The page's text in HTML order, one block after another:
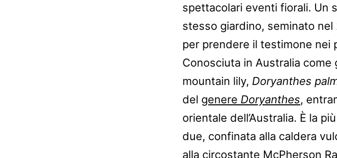
spettacolari eventi fiorali. Un
stesso giardino, seminato nel
per prendere il testimone nei
Conosciuta in Australia come
mountain lily, Doryanthes
del genere Doryanthes,
orientale dell’Australia. È la
due, confinata alla caldera
alla circostante McPherson